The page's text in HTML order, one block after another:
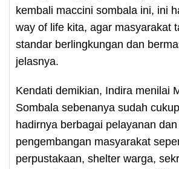
kembali maccini sombala ini, ini
way of life kita, agar masyarakat
standar berlingkungan dan
jelasnya.
Kendati demikian, Indira menilai
Sombala sebenanya sudah
hadirnya berbagai pelayanan
pengembangan masyarakat
perpustakaan, shelter warga,